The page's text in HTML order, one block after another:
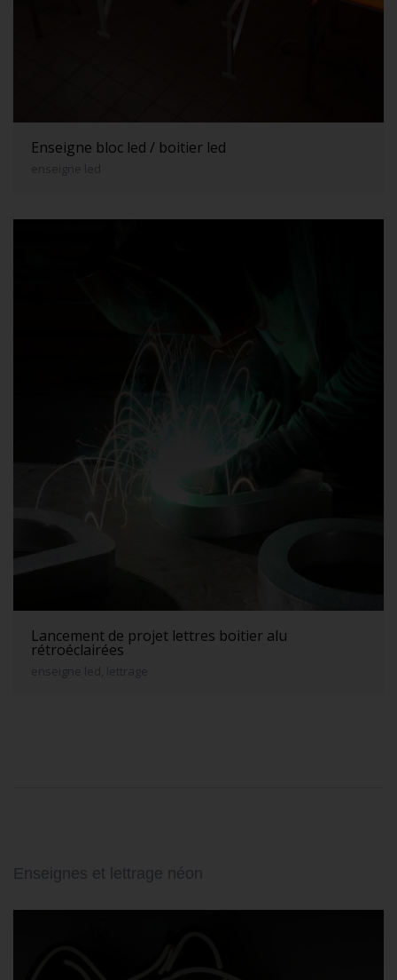
Enseigne bloc led / boitier led
enseigne led
Lancement de projet lettres boitier alu
rétroéclairées
enseigne led, lettrage
Enseignes et lettrage néon